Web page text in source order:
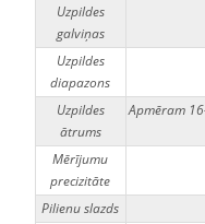
Uzpildes
galviņas
Uzpildes
diapazons
Uzpildes
ātrums
Apmēram
Mērījumu
precizitāte
Pilienu slazds